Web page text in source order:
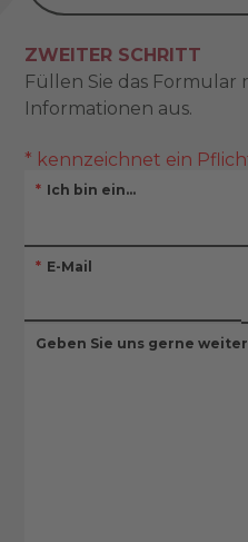
ZWEITER SCHRITT
Füllen Sie das
Informationen aus.